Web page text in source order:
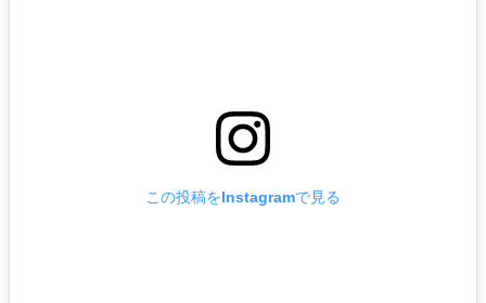
この投稿をInstagramで見る